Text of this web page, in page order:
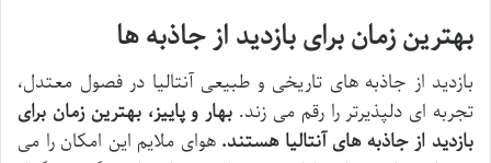
بهترین زمان برای بازدید از جاذبه ها
بازدید از جاذبه های تاریخی و طبیعی آنتالیا در فصول معتدل،
تجربه ای دلپذیرتر را رقم می زند. بهار و پاییز، بهترین زمان برای
بازدید از جاذبه های آنتالیا هستند. هوای ملایم این امکان را می